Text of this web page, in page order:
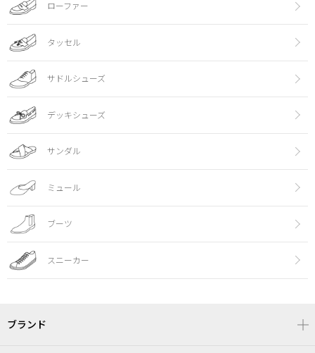
ローファー
タッセル
サドルシューズ
デッキシューズ
サンダル
ミュール
ブーツ
スニーカー
ブランド